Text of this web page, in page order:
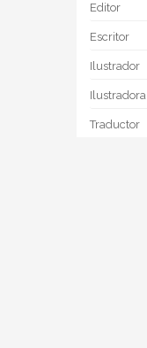
Editor
Escritor
Ilustrador
Ilustradora
Traductor